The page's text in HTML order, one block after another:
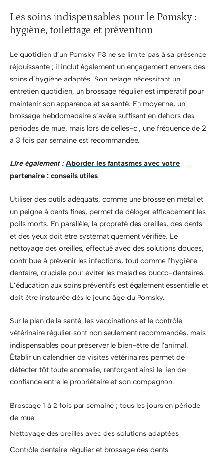
Les soins indispensables pour le Pomsky :
hygiène, toilettage et prévention
Le quotidien d’un Pomsky F3 ne se limite pas à sa présence
réjouissante ; il inclut également un engagement envers des
soins d’hygiène adaptés. Son pelage nécessitant un
entretien quotidien, un brossage régulier est impératif pour
maintenir son apparence et sa santé. En moyenne, un
brossage hebdomadaire s’avère suffisant en dehors des
périodes de mue, mais lors de celles-ci, une fréquence de 2
à 3 fois par semaine est recommandée.
Lire également : Aborder les fantasmes avec votre
partenaire : conseils utiles
Utiliser des outils adéquats, comme une brosse en métal et
un peigne à dents fines, permet de déloger efficacement les
poils morts. En parallèle, la propreté des oreilles, des dents
et des yeux doit être systématiquement vérifiée. Le
nettoyage des oreilles, effectué avec des solutions douces,
contribue à prévenir les infections, tout comme l’hygiène
dentaire, cruciale pour éviter les maladies bucco-dentaires.
L’éducation aux soins préventifs est également essentielle et
doit être instaurée dès le jeune âge du Pomsky.
Sur le plan de la santé, les vaccinations et le contrôle
vétérinaire régulier sont non seulement recommandés, mais
indispensables pour préserver le bien-être de l’animal.
Établir un calendrier de visites vétérinaires permet de
détecter tôt toute anomalie, renforçant ainsi le lien de
confiance entre le propriétaire et son compagnon.
Brossage 1 à 2 fois par semaine ; tous les jours en période
de mue
Nettoyage des oreilles avec des solutions adaptées
Contrôle dentaire régulier et brossage des dents